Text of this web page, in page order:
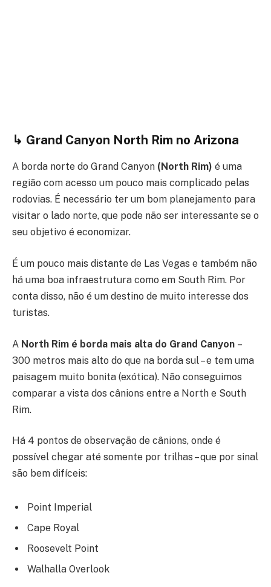
↳ Grand Canyon North Rim no Arizona
A borda norte do Grand Canyon (North Rim) é uma
região com acesso um pouco mais complicado pelas
rodovias. É necessário ter um bom planejamento para
visitar o lado norte, que pode não ser interessante se o
seu objetivo é economizar.
É um pouco mais distante de Las Vegas e também não
há uma boa infraestrutura como em South Rim. Por
conta disso, não é um destino de muito interesse dos
turistas.
A North Rim é borda mais alta do Grand Canyon –
300 metros mais alto do que na borda sul – e tem uma
paisagem muito bonita (exótica). Não conseguimos
comparar a vista dos cânions entre a North e South
Rim.
Há 4 pontos de observação de cânions, onde é
possível chegar até somente por trilhas – que por sinal
são bem difíceis:
Point Imperial
Cape Royal
Roosevelt Point
Walhalla Overlook